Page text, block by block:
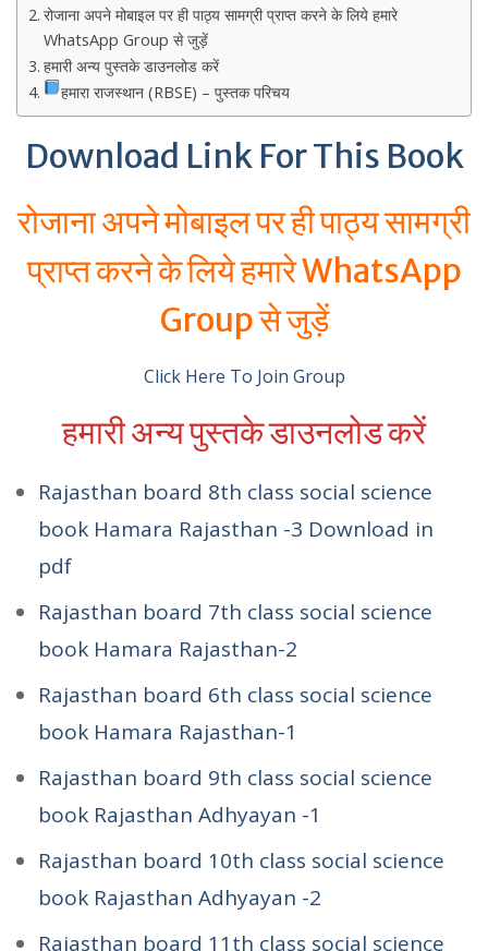
रोजाना अपने मोबाइल पर ही पाठ्य सामग्री प्राप्त करने के लिये हमारे
WhatsApp Group से जुड़ें
हमारी अन्य पुस्तके डाउनलोड करें
हमारा राजस्थान (RBSE) – पुस्तक परिचय
Download Link For This Book
रोजाना अपने मोबाइल पर ही पाठ्य सामग्री
प्राप्त करने के लिये हमारे WhatsApp
Group से जुड़ें
Click Here To Join Group
हमारी अन्य पुस्तके डाउनलोड करें
Rajasthan board 8th class social science
book Hamara Rajasthan -3 Download in
pdf
Rajasthan board 7th class social science
book Hamara Rajasthan-2
Rajasthan board 6th class social science
book Hamara Rajasthan-1
Rajasthan board 9th class social science
book Rajasthan Adhyayan -1
Rajasthan board 10th class social science
book Rajasthan Adhyayan -2
Rajasthan board 11th class social science